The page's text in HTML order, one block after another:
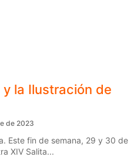
la Ilustración de
de 2023
Este fin de semana, 29 y 30 de
XIV Salita...